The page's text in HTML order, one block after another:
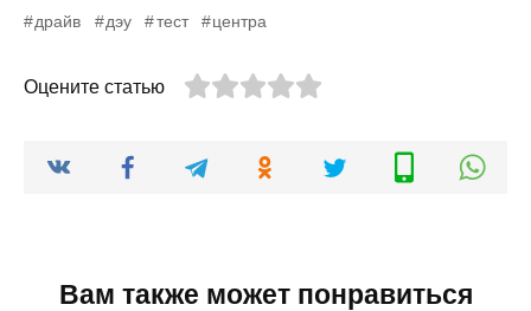
драйв дэу тест центра
Оцените статью
Вам также может понравиться